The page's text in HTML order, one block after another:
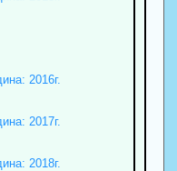
2016г.
2017г.
2018г.